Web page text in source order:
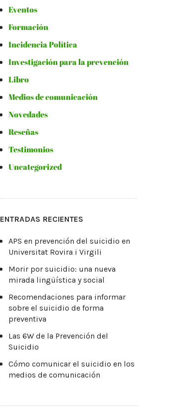
Eventos
Formación
Incidencia Política
Investigación para la prevención
Libro
Medios de comunicación
Novedades
Reseñas
Testimonios
Uncategorized
ENTRADAS RECIENTES
APS en prevención del suicidio en
Universitat Rovira i Virgili
Morir por suicidio: una nueva
mirada lingüística y social
Recomendaciones para informar
sobre el suicidio de forma
preventiva
Las 6W de la Prevención del
Suicidio
Cómo comunicar el suicidio en los
medios de comunicación